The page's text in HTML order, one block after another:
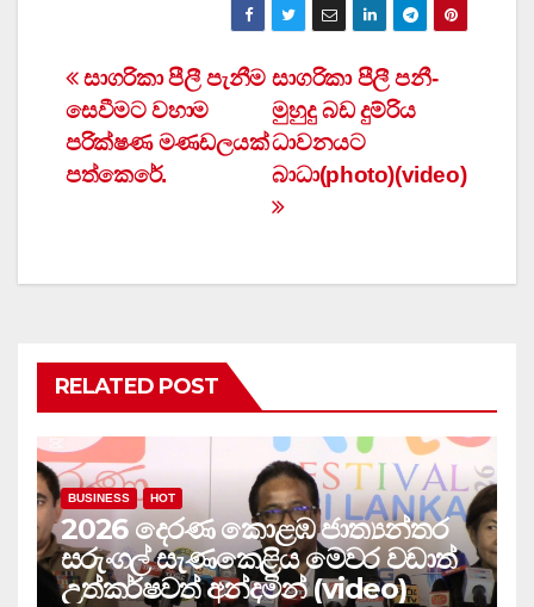
Post
navigation
සාගරිකා පීලී පනී-
මුහුදු බඩ දුම්රිය
ධාවනයට
බාධා(photo)(video)
සාගරිකා පීලී පැනීම
සෙවීමට වහාම
පරික්ෂණ මණඩලයක්
පත්කෙරේ.
RELATED POST
BUSINESS HOT
2026 දෙරණ කොළඹ ජාත්‍යන්තර
සරුංගල් සැණකෙළිය මෙවර වඩාත්
උත්කර්ෂවත් අන්දමින් (video)